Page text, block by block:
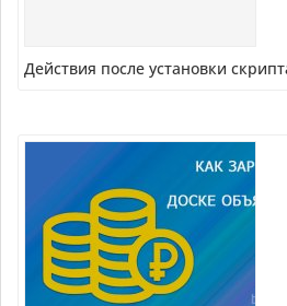
Действия после установки